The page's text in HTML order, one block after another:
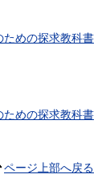
めの探求教科書
めの探求教科書
ページ上部へ戻る